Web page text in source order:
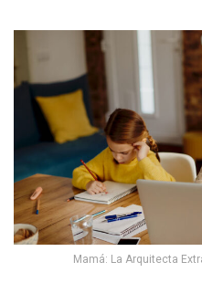
Mamá: La Arquitecta